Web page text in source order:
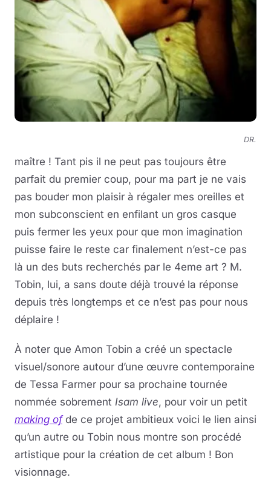
DR.
maître ! Tant pis il ne peut pas toujours être
parfait du premier coup, pour ma part je ne vais
pas bouder mon plaisir à régaler mes oreilles et
mon subconscient en enfilant un gros casque
puis fermer les yeux pour que mon imagination
puisse faire le reste car finalement n’est-ce pas
là un des buts recherchés par le 4eme art ? M.
Tobin, lui, a sans doute déjà trouvé la réponse
depuis très longtemps et ce n’est pas pour nous
déplaire !
À noter que Amon Tobin a créé un spectacle
visuel/sonore autour d’une œuvre contemporaine
de Tessa Farmer pour sa prochaine tournée
nommée sobrement Isam live, pour voir un petit
making ofde ce projet ambitieux voici le lien ainsi
qu’un autre ou Tobin nous montre son procédé
artistique pour la création de cet album ! Bon
visionnage.